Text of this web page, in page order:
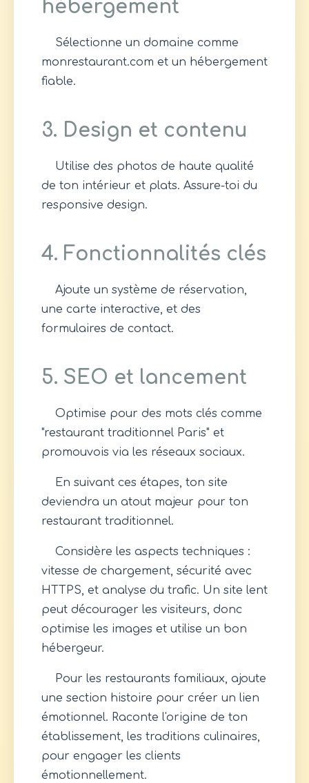
hébergement
Sélectionne un domaine comme
monrestaurant.com et un hébergement
fiable.
3. Design et contenu
Utilise des photos de haute qualité
de ton intérieur et plats. Assure-toi du
responsive design.
4. Fonctionnalités clés
Ajoute un système de réservation,
une carte interactive, et des
formulaires de contact.
5. SEO et lancement
Optimise pour des mots clés comme
"restaurant traditionnel Paris" et
promouvois via les réseaux sociaux.
En suivant ces étapes, ton site
deviendra un atout majeur pour ton
restaurant traditionnel.
Considère les aspects techniques :
vitesse de chargement, sécurité avec
HTTPS, et analyse du trafic. Un site lent
peut décourager les visiteurs, donc
optimise les images et utilise un bon
hébergeur.
Pour les restaurants familiaux, ajoute
une section histoire pour créer un lien
émotionnel. Raconte l'origine de ton
établissement, les traditions culinaires,
pour engager les clients
émotionnellement.